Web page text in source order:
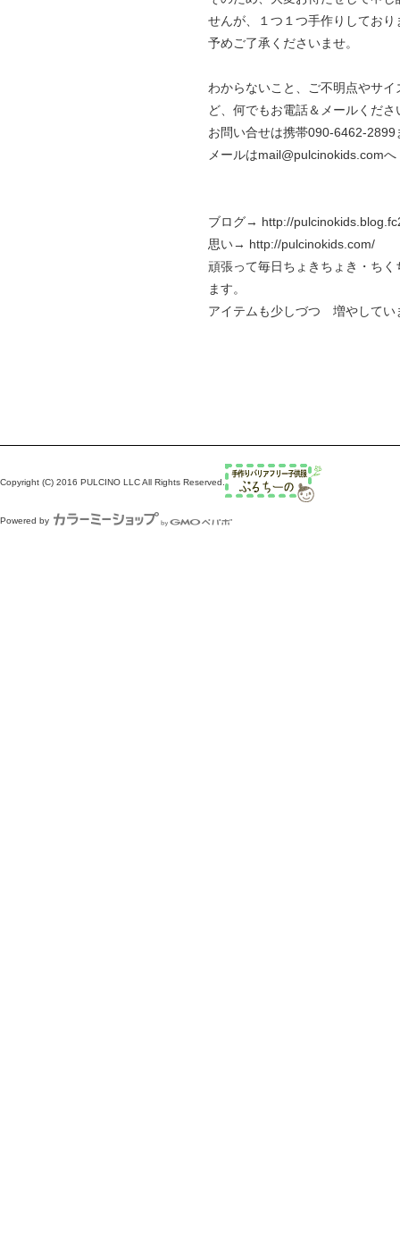
せんが、１つ１つ手作りしており
予めご了承くださいませ。
わからないこと、ご不明点やサイ
ど、何でもお電話＆メールくださ
お問い合せは携帯090-6462-2899
メールはmail@pulcinokids.comへ
ブログ→ http://
思い→ http://pulcinokids.com/
頑張って毎日ちょきちょき・ちく
ます。
アイテムも少しづつ 増やしてい
Copyright (C) 2016 PULCINO LLC All Rights Reserved.
Powered by